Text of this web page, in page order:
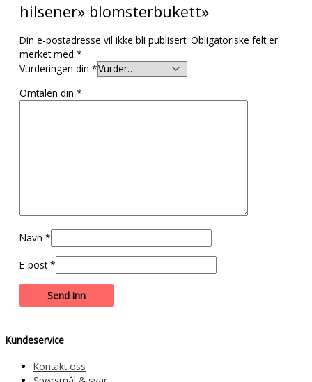
hilsener» blomsterbukett»
Din e-postadresse vil ikke bli publisert. Obligatoriske felt er
merket med *
Vurderingen din *
Omtalen din *
Navn *
E-post*
Kundeservice
Kontakt oss